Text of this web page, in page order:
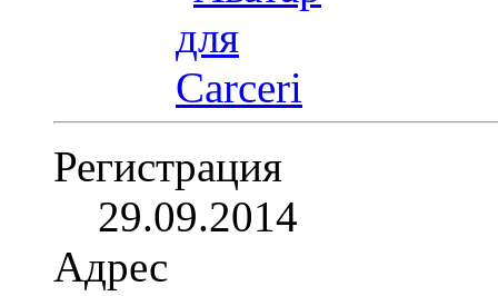
Регистрация
29.09.2014
Адрес